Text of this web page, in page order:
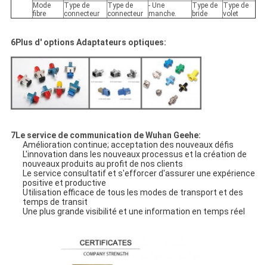
Mode
fibre
Type de
connecteur
Type de
connecteur
- Une
manche.
Type de
bride
Type de
volet
6Plus d' options Adaptateurs optiques:
7Le service de communication de Wuhan Geehe:
Amélioration continue; acceptation des nouveaux défis
L'innovation dans les nouveaux processus et la création de
nouveaux produits au profit de nos clients
Le service consultatif et s'efforcer d'assurer une expérience
positive et productive
Utilisation efficace de tous les modes de transport et des
temps de transit
Une plus grande visibilité et une information en temps réel